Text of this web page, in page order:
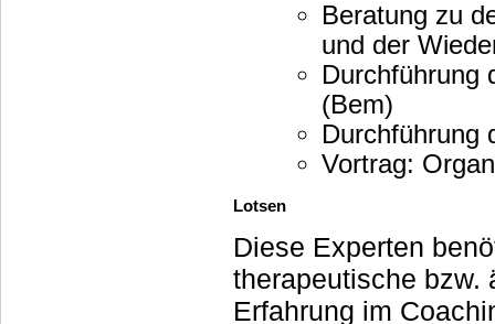
Beratung zu
und der
Durchführung
(Bem)
Durchführung
Vortrag:
Lotsen
Diese Experten
therapeutische bzw.
Erfahrung im